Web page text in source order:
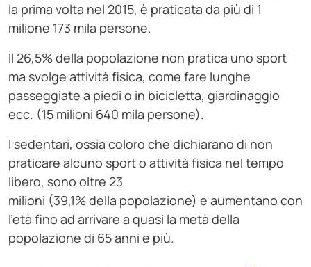
la prima volta nel 2015, è praticata da più di 1
milione 173 mila persone.
Il 26,5% della popolazione non pratica uno sport
ma svolge attività fisica, come fare lunghe
passeggiate a piedi o in bicicletta, giardinaggio
ecc. (15 milioni 640 mila persone).
I sedentari, ossia coloro che dichiarano di non
praticare alcuno sport o attività fisica nel tempo
libero, sono oltre 23
milioni (39,1% della popolazione) e aumentano con
l’età fino ad arrivare a quasi la metà della
popolazione di 65 anni e più.